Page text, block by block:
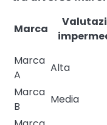
Marca
Marca
A
Alta
Marca
B
Media